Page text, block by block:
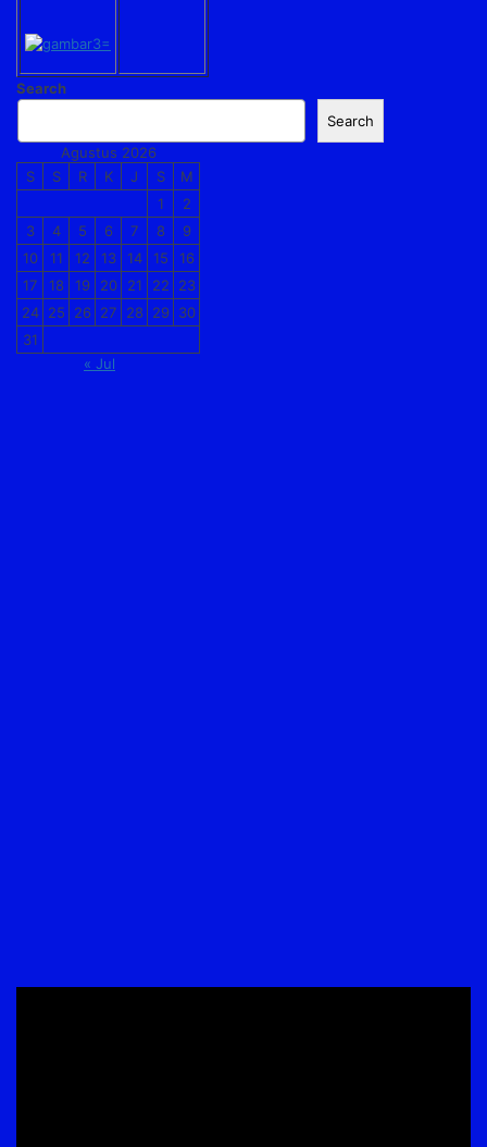
Search
Search
Agustus 2026
S
S R K J S
M
1
2
3
4 5 6 7 8
9
10
11 12 13 14 15
16
17
18 19 20 21 22
23
24 25 26 27 28 29 30
31
« Jul